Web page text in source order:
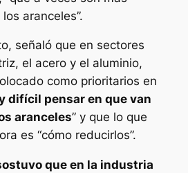
aranceles”.
señaló que en sectores
el acero y el aluminio,
como prioritarios en
difícil pensar en que van
aranceles” y que lo que
es “cómo reducirlos”.
que en la industria